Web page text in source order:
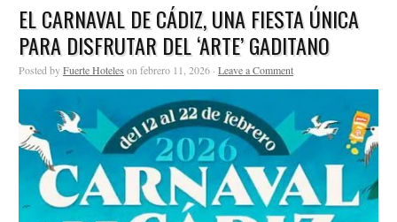
EL CARNAVAL DE CÁDIZ, UNA FIESTA ÚNICA
PARA DISFRUTAR DEL ‘ARTE’ GADITANO
Posted byFuerte Hoteles on febrero 11, 2026 · Leave a Comment